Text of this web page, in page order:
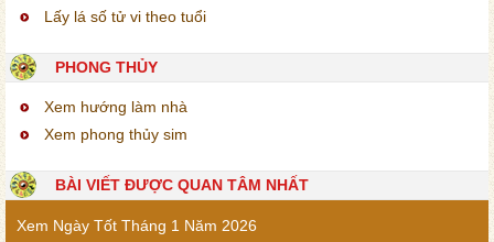
Lấy lá số tử vi theo tuổi
PHONG THỦY
Xem hướng làm nhà
Xem phong thủy sim
BÀI VIẾT ĐƯỢC QUAN TÂM NHẤT
Xem Ngày Tốt Tháng 1 Năm 2026